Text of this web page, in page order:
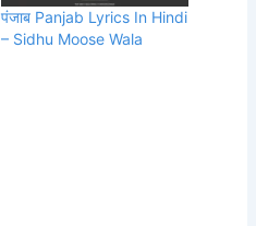
पंजाब Panjab Lyrics In Hindi
– Sidhu Moose Wala